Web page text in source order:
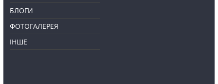
БЛОГИ
ФОТОГАЛЕРЕЯ
ІНШЕ